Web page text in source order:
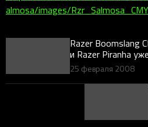
almosa/images/
Razer Boomslang
и Razer Piranha
России!
25 февраля 2008